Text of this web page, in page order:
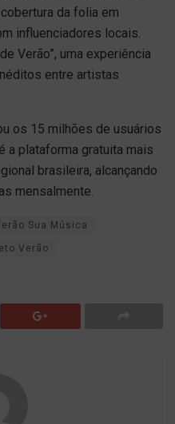
da folia em
influenciadores locais.
Verão”, uma experiência
entre artistas
os 15 milhões de usuários
a plataforma gratuita mais
brasileira, alcançando
mensalmente.
Sua Música
Verão